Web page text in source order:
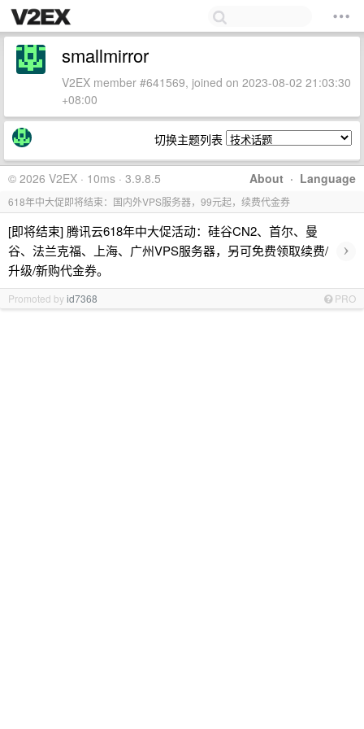
smallmirror
V2EX member #641569, joined on 2023-08-02 21:03:30
+08:00
切换主题列表
About · Language
© 2026 V2EX · 10ms · 3.9.8.5
618年中大促即将结束：国内外VPS服务器，99元起，续费代金券
[即将结束] 腾讯云618年中大促活动：硅谷CN2、首尔、曼
谷、法兰克福、上海、广州VPS服务器，另可免费领取续费/
升级/新购代金券。
›
Promoted byid7368 PRO